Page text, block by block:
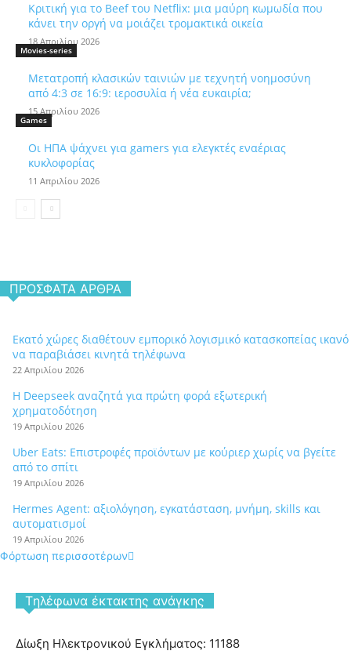
Κριτική για το Beef του Netflix: μια μαύρη κωμωδία που
κάνει την οργή να μοιάζει τρομακτικά οικεία
18 Απριλίου 2026
Movies-series
Μετατροπή κλασικών ταινιών με τεχνητή νοημοσύνη
από 4:3 σε 16:9: ιεροσυλία ή νέα ευκαιρία;
15 Απριλίου 2026
Games
Οι ΗΠΑ ψάχνει για gamers για ελεγκτές εναέριας
κυκλοφορίας
11 Απριλίου 2026
ΠΡΌΣΦΑΤΑ ΆΡΘΡΑ
Εκατό χώρες διαθέτουν εμπορικό λογισμικό κατασκοπείας ικανό
να παραβιάσει κινητά τηλέφωνα
22 Απριλίου 2026
Η Deepseek αναζητά για πρώτη φορά εξωτερική
χρηματοδότηση
19 Απριλίου 2026
Uber Eats: Επιστροφές προϊόντων με κούριερ χωρίς να βγείτε
από το σπίτι
19 Απριλίου 2026
Hermes Agent: αξιολόγηση, εγκατάσταση, μνήμη, skills και
αυτοματισμοί
19 Απριλίου 2026
Φόρτωση περισσοτέρων
Tηλέφωνα έκτακτης ανάγκης
Δίωξη Ηλεκτρονικού Εγκλήματος: 11188